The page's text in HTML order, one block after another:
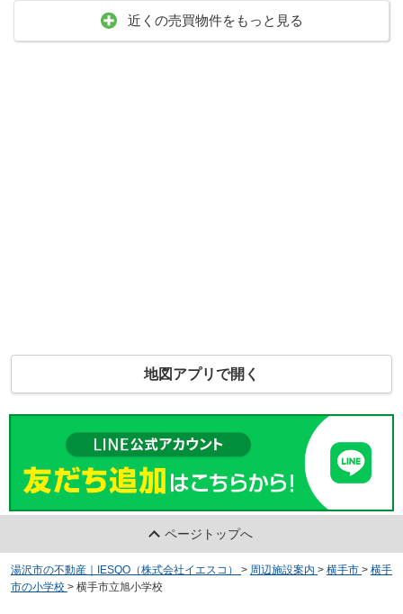
近くの売買物件をもっと見る
地図アプリで開く
ページトップへ
湯沢市の不動産｜IESQO（株式会社イエスコ） > 周辺施設案内 > 横手市 > 横手
市の小学校 > 横手市立旭小学校